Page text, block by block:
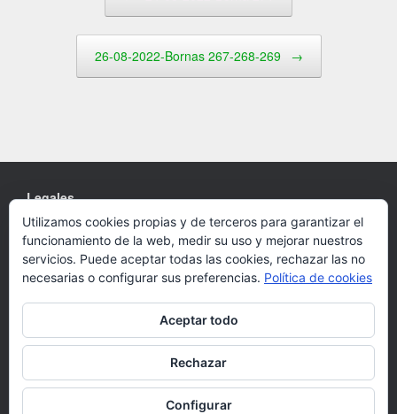
26-08-2022-Bornas 267-268-269 →
Legales
Cookies
Política de privacidad
Un Tema deSiteOrigin
Utilizamos cookies propias y de terceros para garantizar el
funcionamiento de la web, medir su uso y mejorar nuestros
servicios. Puede aceptar todas las cookies, rechazar las no
necesarias o configurar sus preferencias. Política de cookies
Aceptar todo
Rechazar
Configurar